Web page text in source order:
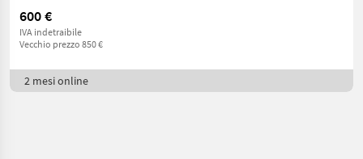
600 €
IVA indetraibile
Vecchio prezzo 850 €
2 mesi online